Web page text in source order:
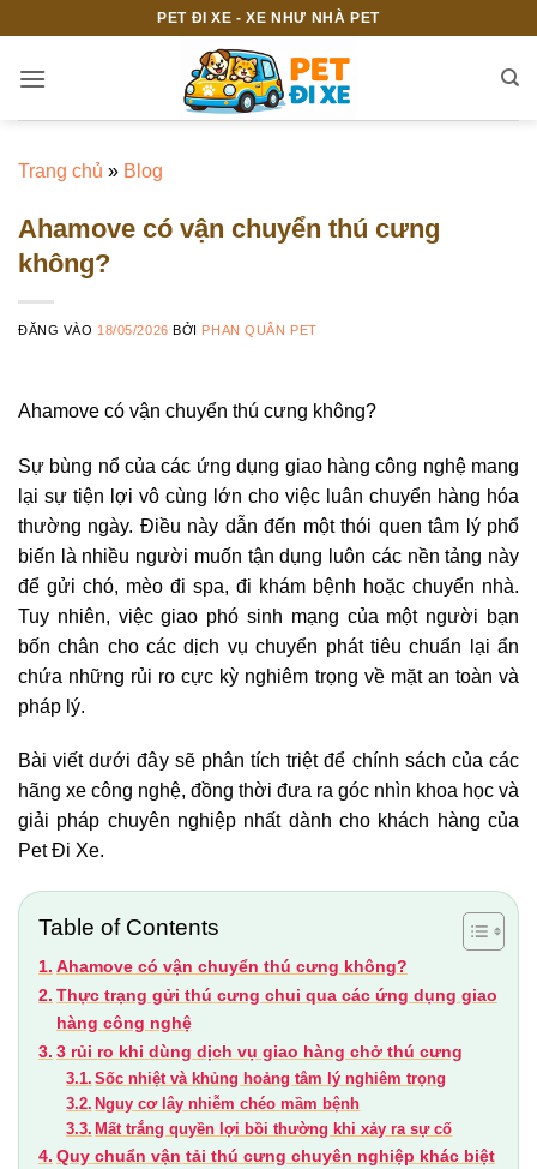
nội
PET ĐI XE - XE NHƯ NHÀ PET
Trang chủ » Blog
Ahamove có vận chuyển thú cưng
không?
ĐĂNG VÀO 18/05/2026 BỞI PHAN QUÂN PET
Ahamove có vận chuyển thú cưng không?
Sự bùng nổ của các ứng dụng giao hàng công nghệ mang
lại sự tiện lợi vô cùng lớn cho việc luân chuyển hàng hóa
thường ngày. Điều này dẫn đến một thói quen tâm lý phổ
biến là nhiều người muốn tận dụng luôn các nền tảng này
để gửi chó, mèo đi spa, đi khám bệnh hoặc chuyển nhà.
Tuy nhiên, việc giao phó sinh mạng của một người bạn
bốn chân cho các dịch vụ chuyển phát tiêu chuẩn lại ẩn
chứa những rủi ro cực kỳ nghiêm trọng về mặt an toàn và
pháp lý.
Bài viết dưới đây sẽ phân tích triệt để chính sách của các
hãng xe công nghệ, đồng thời đưa ra góc nhìn khoa học và
giải pháp chuyên nghiệp nhất dành cho khách hàng của
Pet Đi Xe.
Table of Contents
Ahamove có vận chuyển thú cưng không?
Thực trạng gửi thú cưng chui qua các ứng dụng giao
hàng công nghệ
3 rủi ro khi dùng dịch vụ giao hàng chở thú cưng
Sốc nhiệt và khủng hoảng tâm lý nghiêm trọng
Nguy cơ lây nhiễm chéo mầm bệnh
Mất trắng quyền lợi bồi thường khi xảy ra sự cố
Quy chuẩn vận tải thú cưng chuyên nghiệp khác biệt